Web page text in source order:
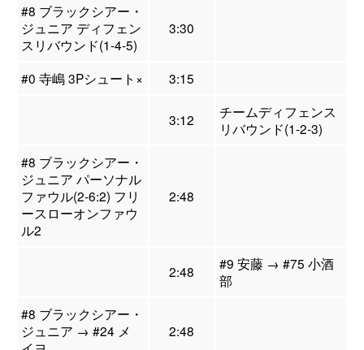
#8 ブラックシアー・
ジュニア ディフェン
スリバウンド(1-4-5)
3:30
#0 寺嶋 3Pシュート× 3:15
3:12
チームディフェンス
リバウンド(1-2-3)
#8 ブラックシアー・
ジュニア パーソナル
ファウル(2-6:2) フリ
ースローオンファウ
ル2
2:48
2:48
#9 安藤 → #75 小酒
部
#8 ブラックシアー・
ジュニア → #24 メ
2:48